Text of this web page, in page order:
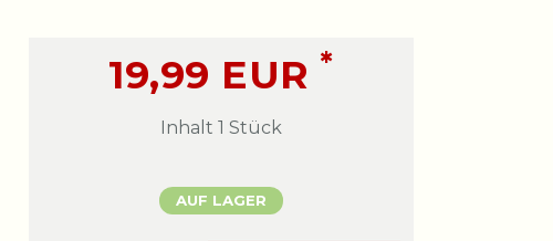
19,99 EUR*
Inhalt 1 Stück
AUF LAGER